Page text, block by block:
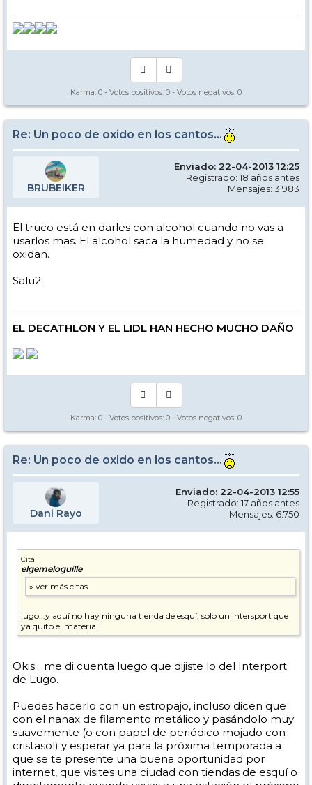
Karma: 0 - Votos positivos: 0 - Votos negativos: 0
Re: Un poco de oxido en los cantos...
BRUBEIKER
Enviado: 22-04-2013 12:25
Registrado: 18 años antes
Mensajes: 3.983
El truco está en darles con alcohol cuando no vas a
usarlos mas. El alcohol saca la humedad y no se
oxidan.
Salu2
EL DECATHLON Y EL LIDL HAN HECHO MUCHO DAÑO
Karma: 0 - Votos positivos: 0 - Votos negativos: 0
Re: Un poco de oxido en los cantos...
Dani Rayo
Enviado: 22-04-2013 12:55
Registrado: 17 años antes
Mensajes: 6.750
Cita
elgemeloguille
lugo...y aquí no hay ninguna tienda de esquí, solo un intersport que
ya quito el material
Okis... me di cuenta luego que dijiste lo del Interport
de Lugo.
Puedes hacerlo con un estropajo, incluso dicen que
con el nanax de filamento metálico y pasándolo muy
suavemente (o con papel de periódico mojado con
cristasol) y esperar ya para la próxima temporada a
que se te presente una buena oportunidad por
internet, que visites una ciudad con tiendas de esquí o